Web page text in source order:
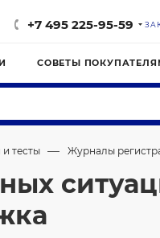
+7 495 225-95-59
СОВЕТЫ
тесты — Журналы